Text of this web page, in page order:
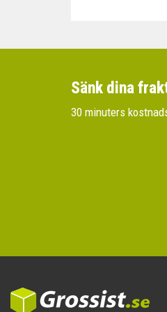
Sänk dina
30 minuters